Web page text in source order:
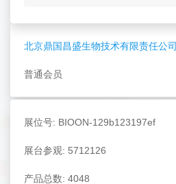
北京鼎国昌盛生物技术有限责任公司
普通会员
展位号: BIOON-129b123197ef
展台参观: 5712126
产品总数: 4048